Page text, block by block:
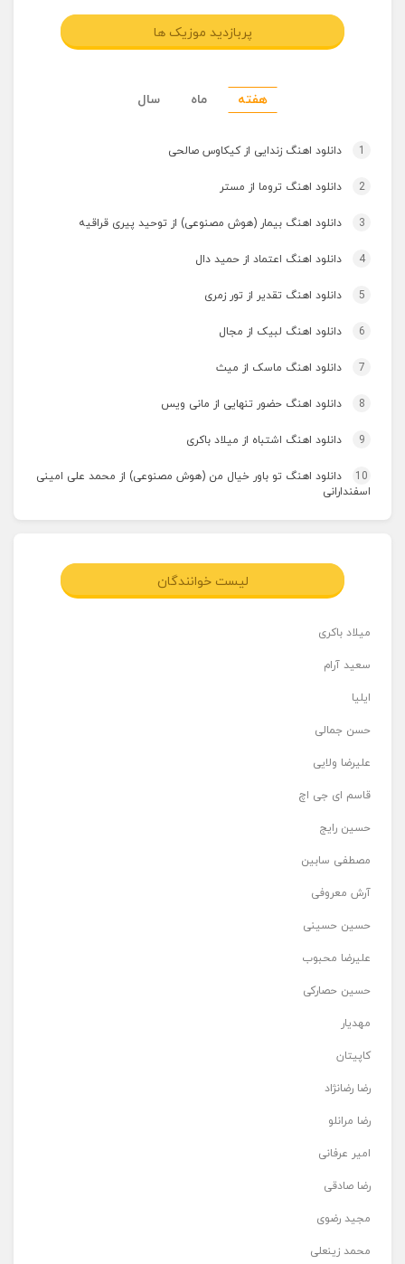
پربازدید موزیک ها
هفته ماه سال
1 دانلود اهنگ زندایی از کیکاوس صالحی
2 دانلود اهنگ تروما از مستر
3 دانلود اهنگ بیمار (هوش مصنوعی) از توحید پیری قراقیه
4 دانلود اهنگ اعتماد از حمید دال
5 دانلود اهنگ تقدیر از تور زمری
6 دانلود اهنگ لبیک از مجال
7 دانلود اهنگ ماسک از میث
8 دانلود اهنگ حضور تنهایی از مانی ویس
9 دانلود اهنگ اشتباه از میلاد باکری
10
دانلود اهنگ تو باور خیال من (هوش مصنوعی) از محمد علی امینی
اسفندارانی
لیست خوانندگان
میلاد باکری
سعید آرام
ایلیا
حسن جمالی
علیرضا ولایی
قاسم ای جی اچ
حسین رایج
مصطفی سابین
آرش معروفی
حسین حسینی
علیرضا محبوب
حسین حصارکی
مهدیار
کاپیتان
رضا رضانژاد
رضا مرانلو
امیر عرفانی
رضا صادقی
مجید رضوی
محمد زینعلی